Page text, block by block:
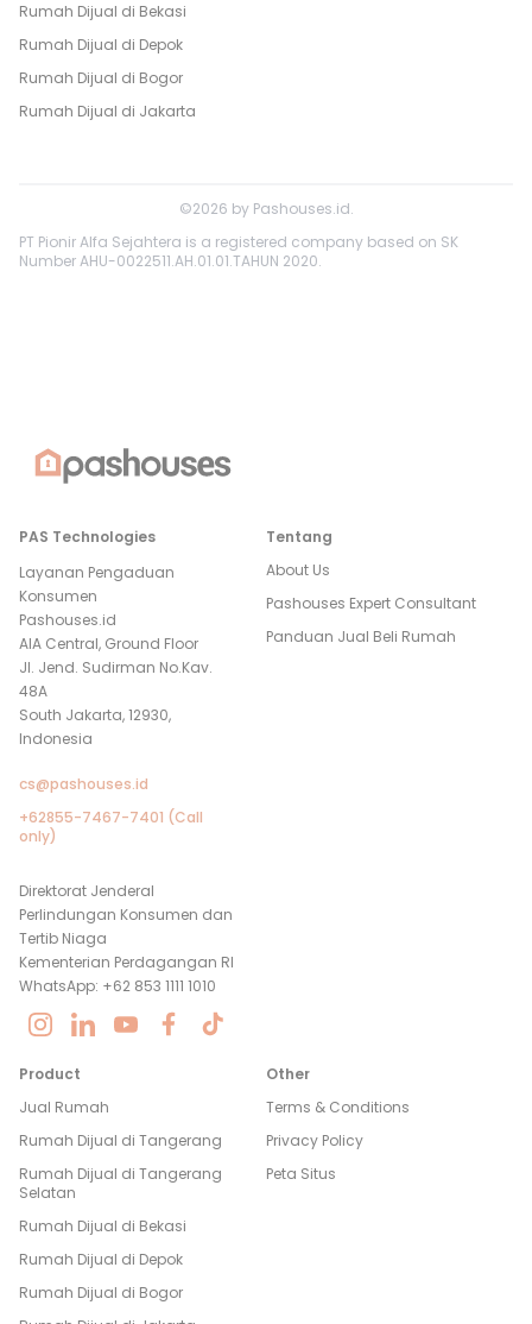
Rumah Dijual di Bekasi
Rumah Dijual di Depok
Rumah Dijual di Bogor
Rumah Dijual di Jakarta
©2026 by Pashouses.id.
PT Pionir Alfa Sejahtera is a registered company based on SK
Number AHU-0022511.AH.01.01.TAHUN 2020.
PAS Technologies
Layanan Pengaduan
Konsumen
Pashouses.id
AIA Central, Ground Floor
Jl. Jend. Sudirman No.Kav.
48A
South Jakarta, 12930,
Indonesia
cs@pashouses.id
+62855-7467-7401 (Call
only)
Direktorat Jenderal
Perlindungan Konsumen dan
Tertib Niaga
Kementerian Perdagangan RI
WhatsApp: +62 853 1111 1010
Tentang
About Us
Pashouses Expert Consultant
Panduan Jual Beli Rumah
Product
Jual Rumah
Rumah Dijual di Tangerang
Rumah Dijual di Tangerang
Selatan
Rumah Dijual di Bekasi
Rumah Dijual di Depok
Rumah Dijual di Bogor
Other
Terms & Conditions
Privacy Policy
Peta Situs